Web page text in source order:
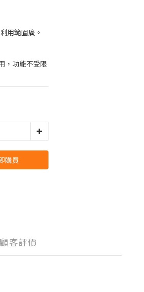
用範圍廣。
，功能不受限
購買
顧客評價